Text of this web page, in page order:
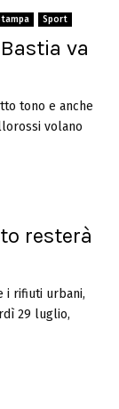
Sport
va
tono e anche
volano
resterà
i rifiuti urbani,
29 luglio,